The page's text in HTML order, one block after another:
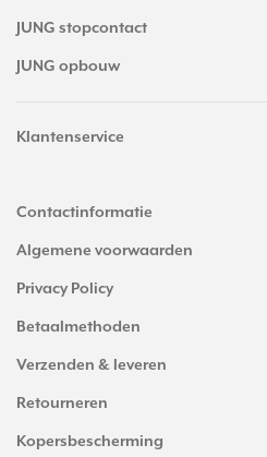
JUNG stopcontact
JUNG opbouw
Klantenservice
Contactinformatie
Algemene voorwaarden
Privacy Policy
Betaalmethoden
Verzenden & leveren
Retourneren
Kopersbescherming